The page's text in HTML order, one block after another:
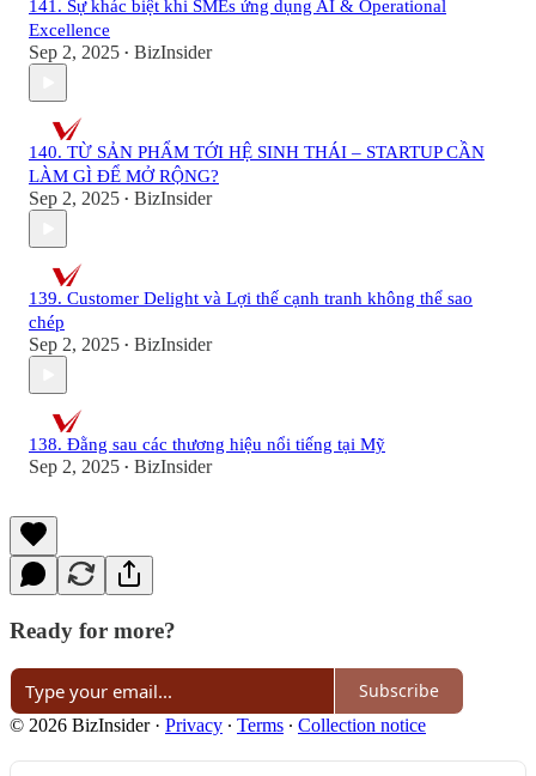
141. Sự khác biệt khi SMEs ứng dụng AI & Operational
Excellence
Sep 2, 2025 • BizInsider
140. TỪ SẢN PHẨM TỚI HỆ SINH THÁI – STARTUP CẦN
LÀM GÌ ĐỂ MỞ RỘNG?
Sep 2, 2025 • BizInsider
139. Customer Delight và Lợi thế cạnh tranh không thể sao
chép
Sep 2, 2025 • BizInsider
138. Đằng sau các thương hiệu nổi tiếng tại Mỹ
Sep 2, 2025 • BizInsider
Ready for more?
Subscribe
© 2026 BizInsider· Privacy ∙ Terms ∙ Collection notice